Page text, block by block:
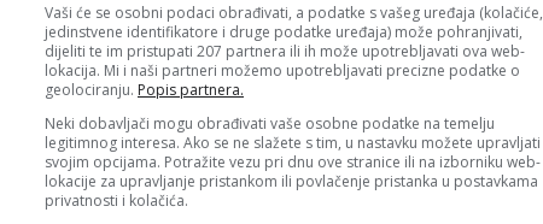
Vaši će se osobni podaci obrađivati, a podatke s vašeg uređaja (kolačiće,
jedinstvene identifikatore i druge podatke uređaja) može pohranjivati,
dijeliti te im pristupati 207 partnera ili ih može upotrebljavati ova web-
lokacija. Mi i naši partneri možemo upotrebljavati precizne podatke o
geolociranju. Popis partnera.
Neki dobavljači mogu obrađivati vaše osobne podatke na temelju
legitimnog interesa. Ako se ne slažete s tim, u nastavku možete upravljati
svojim opcijama. Potražite vezu pri dnu ove stranice ili na izborniku web-
lokacije za upravljanje pristankom ili povlačenje pristanka u postavkama
privatnosti i kolačića.